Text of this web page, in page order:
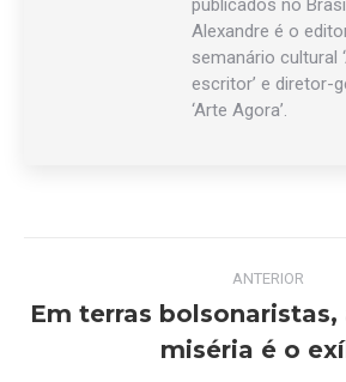
publicados no
Alexandre é o
semanário cultural
escritor’ e diretor-
‘Arte Agora’.
Navegação
de
ANTERIOR
anterior:
Em terras bolsonaristas,
miséria é o